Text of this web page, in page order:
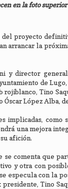
en la foto superior
proyecto
arrancar la
y director
de
Tino
Óscar López Alba,
como
una mejora
afición.
comenta que
y otra con
especula con la
Tino